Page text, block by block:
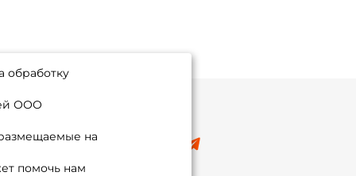
обработку
ООО
на
помочь нам
8 (495) 532-77-88